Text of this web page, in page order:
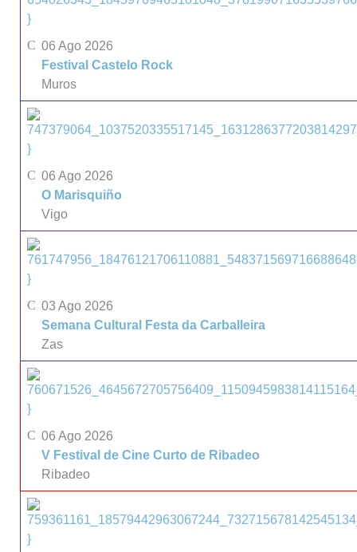
}
06 Ago 2026
Festival Castelo Rock
Muros
}
06 Ago 2026
O Marisquiño
Vigo
}
03 Ago 2026
Semana Cultural Festa da Carballeira
Zas
}
06 Ago 2026
V Festival de Cine Curto de Ribadeo
Ribadeo
}